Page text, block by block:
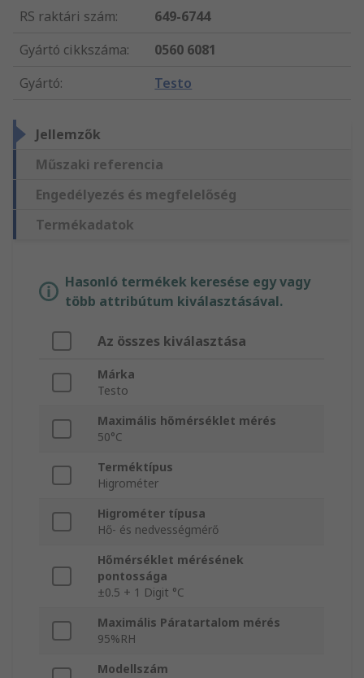
RS raktári szám:
649-6744
Gyártó cikkszáma:
0560 6081
Gyártó: Testo
Jellemzők
Műszaki referencia
Engedélyezés és megfelelőség
Termékadatok
Hasonló termékek keresése egy vagy
több attribútum kiválasztásával.
Az összes kiválasztása
Márka
Testo
Maximális hőmérséklet mérés
50°C
Terméktípus
Higrométer
Higrométer típusa
Hő- és nedvességmérő
Hőmérséklet mérésének
pontossága
±0.5 + 1 Digit °C
Maximális Páratartalom mérés
95%RH
Modellszám